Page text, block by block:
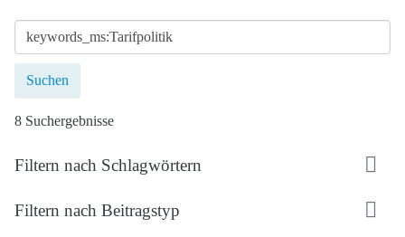
8 Suchergebnisse
Filtern nach Schlagwörtern
Filtern nach Beitragstyp